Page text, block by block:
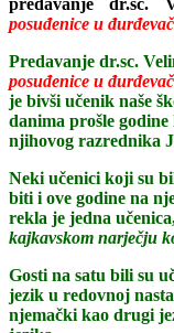
posuđenice u
Predavanje dr.sc.
posuđenice u
je bivši učenik naše
danima prošle
njihovog razrednika
Neki učenici koji su
biti i ove godine na
rekla je jedna
kajkavskom narječju
Gosti na satu bili su
jezik u redovnoj
njemački kao drugi